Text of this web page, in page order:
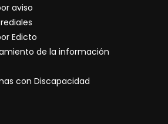
aviso
Edicto
de la información
con Discapacidad